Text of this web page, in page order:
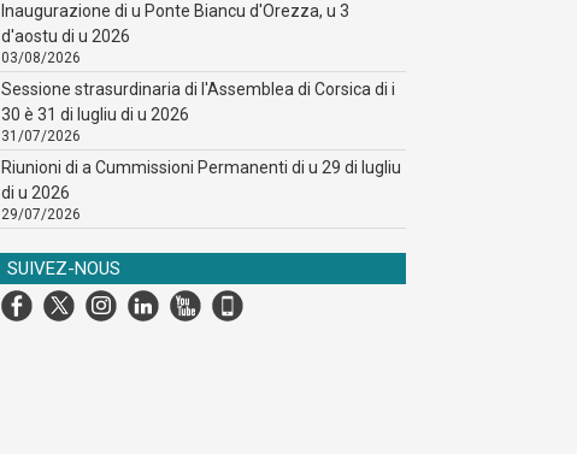
Inaugurazione di u Ponte Biancu d'Orezza, u 3
d'aostu di u 2026
03/08/2026
Sessione strasurdinaria di l'Assemblea di Corsica di i
30 è 31 di lugliu di u 2026
31/07/2026
Riunioni di a Cummissioni Permanenti di u 29 di lugliu
di u 2026
29/07/2026
SUIVEZ-NOUS